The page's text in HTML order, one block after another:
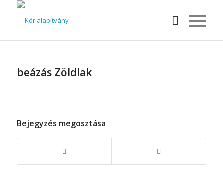
beázás Zöldlak
Bejegyzés megosztása